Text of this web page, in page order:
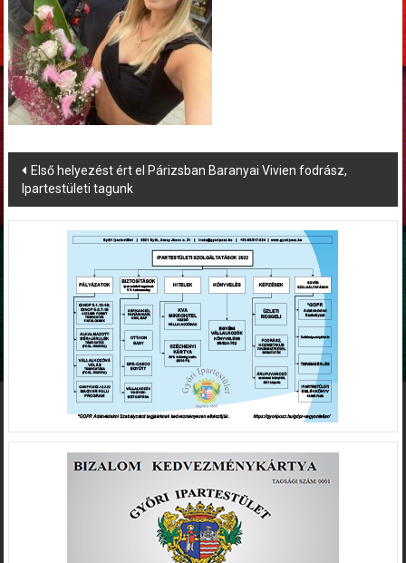
Post
navigation
Első helyezést ért el Párizsban Baranyai Vivien fodrász,
Ipartestületi tagunk